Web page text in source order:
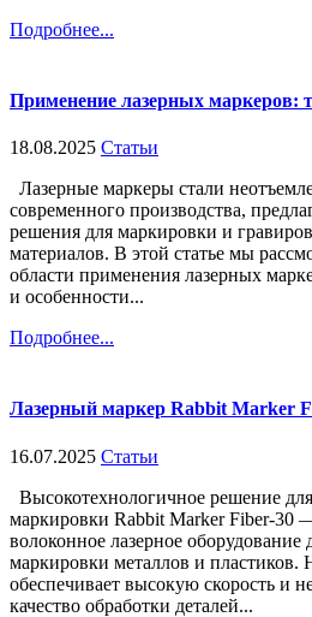
Подробнее...
Применение лазерных маркеров:
18.08.2025 Статьи
Лазерные маркеры стали
современного производства,
решения для маркировки и
материалов. В этой статье мы
области применения лазерных
и особенности...
Подробнее...
Лазерный маркер Rabbit Marker
16.07.2025 Статьи
Высокотехнологичное решение
маркировки Rabbit Marker Fiber-30
волоконное лазерное оборудование
маркировки металлов и пластиков.
обеспечивает высокую скорость и
качество обработки деталей...